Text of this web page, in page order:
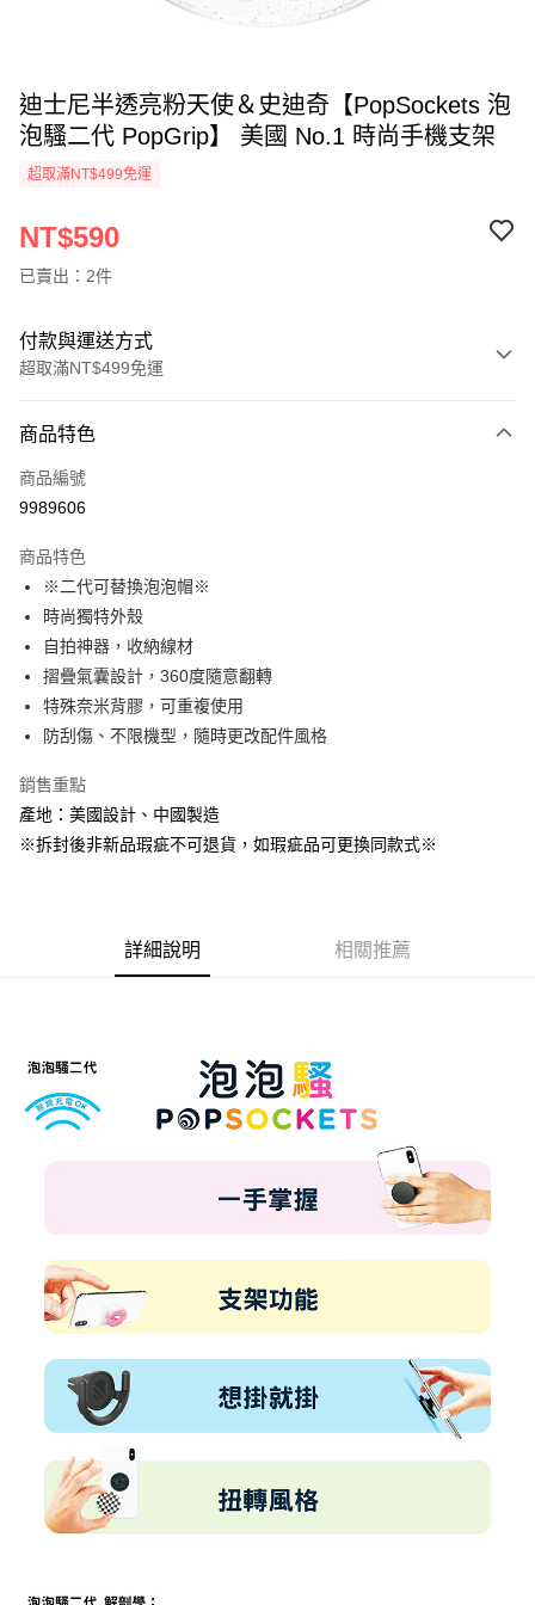
迪士尼半透亮粉天使＆史迪奇【PopSockets 泡
泡騷二代 PopGrip】 美國 No.1 時尚手機支架
超取滿NT$499免運
NT$590
已賣出：2件
付款與運送方式
超取滿NT$499免運
信用卡一次付款
超商取貨付款
Apple Pay
街口支付
悠遊付
AFTEE先享後付
相關說明
AFTEE先享後付是「在收到商品之後才付款」的支付方式。 讓您購物簡單
便利好安心！
１．簡單：不需註冊會員、不需綁卡、不需儲值。
２．便利：只要手機號碼，簡訊認證，即可結帳。
１．於結帳方式選擇「AFTEE先享後付」後，將跳轉至「AFTEE先享後付」
結帳頁面，進行簡訊認證並確認金額後，即可完成結帳。
購買商品的店家。未經商家同意取消之訂單仍視為有效，需透過AFTEE先享
後付繳納相關費用。
※ 交易是否成功請以「AFTEE先享後付 」之結帳頁面顯示為準，若有關於
是否繳費成功／繳費後需取消欲退款等相關疑問，請聯繫「AFTEE先享後付
https://netprotections.freshdesk.com/support/home
１．透過由恩沛科技股份有限公司提供之「AFTEE先享後付」服務完成之交
權轉讓予恩沛科技股份有限公司。
２．關於個人資料處理事宜，請瀏覽以下網址：
https://aftee.tw/terms/#terms3
３．未成年的使用者請事先徵得法定代理人或監護人之同意方可使用
任。
４．使用「AFTEE先享後付」時，將依據個別帳號之用戶狀況，依本公司即
時審查核予不同之上限額度；若仍有額度不足之情形，本公司將視審查結果
請求用戶進行身份認證。
５．嚴禁一人註冊多個帳號或使用他人資訊註冊。若發現惡意使用之情形，
恩沛科技股份有限公司將有權停止該用戶之使用額度並採取法律行動。
ATM付款
運送方式
付款後全家取貨
每筆NT$60，滿NT$499(含以上)免運費
付款後7-11取貨
離島配送
每筆NT$100
商品特色
商品編號
9989606
商品特色
※二代可替換泡泡帽※
時尚獨特外殼
自拍神器，收納線材
摺疊氣囊設計，360度隨意翻轉
特殊奈米背膠，可重複使用
防刮傷、不限機型，隨時更改配件風格
銷售重點
產地：美國設計、中國製造
※拆封後非新品瑕疵不可退貨，如瑕疵品可更換同款式※
詳細說明 相關推薦